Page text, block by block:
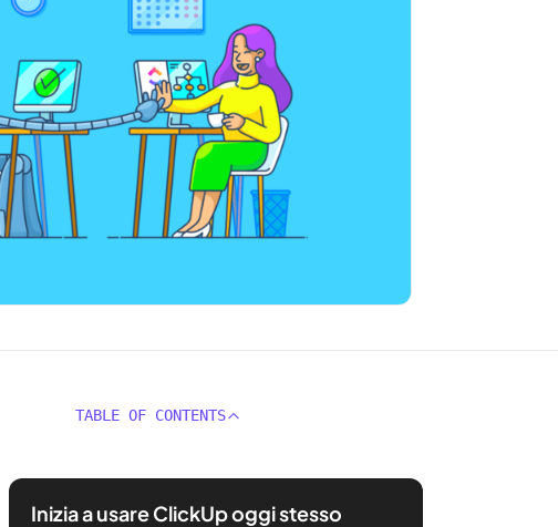
TABLE OF CONTENTS
Inizia a usare ClickUp oggi stesso